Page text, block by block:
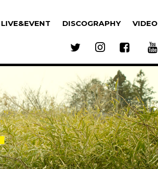
LIVE&EVENT DISCOGRAPHY VIDEO